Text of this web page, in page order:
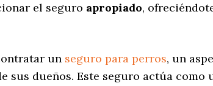
el seguro apropiado,
un seguro para perros, un
sus dueños. Este seguro actúa como